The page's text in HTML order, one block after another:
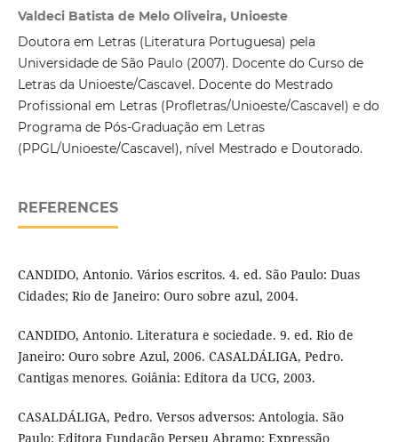
Valdeci Batista de Melo Oliveira, Unioeste
Doutora em Letras (Literatura Portuguesa) pela
Universidade de São Paulo (2007). Docente do Curso de
Letras da Unioeste/Cascavel. Docente do Mestrado
Profissional em Letras (Profletras/Unioeste/Cascavel) e do
Programa de Pós-Graduação em Letras
(PPGL/Unioeste/Cascavel), nível Mestrado e Doutorado.
REFERENCES
CANDIDO, Antonio. Vários escritos. 4. ed. São Paulo: Duas
Cidades; Rio de Janeiro: Ouro sobre azul, 2004.
CANDIDO, Antonio. Literatura e sociedade. 9. ed. Rio de
Janeiro: Ouro sobre Azul, 2006. CASALDÁLIGA, Pedro.
Cantigas menores. Goiânia: Editora da UCG, 2003.
CASALDÁLIGA, Pedro. Versos adversos: Antologia. São
Paulo: Editora Fundação Perseu Abramo; Expressão